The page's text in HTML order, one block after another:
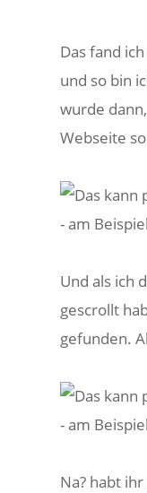
Das fand
und so bin
wurde
Webseite
Und als ich
gescrollt
gefunden.
Na? habt